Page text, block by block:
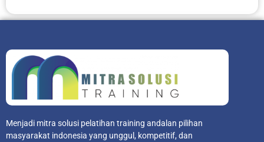
Menjadi mitra solusi pelatihan training andalan pilihan
masyarakat indonesia yang unggul, kompetitif, dan